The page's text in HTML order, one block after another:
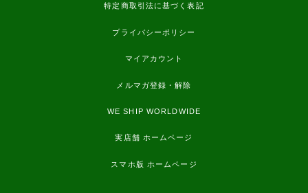
特定商取引法に基づく表記
プライバシーポリシー
マイアカウント
メルマガ登録・解除
WE SHIP WORLDWIDE
実店舗 ホームページ
スマホ版 ホームページ